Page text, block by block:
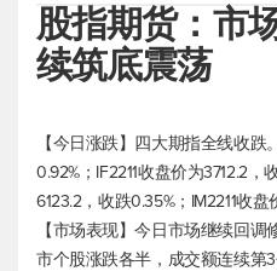
股指期货：市
续筑底震荡
【今日涨跌】四大期指全线收跌
0.92%；IF2211收盘价为3712.2，
6123.2，收跌0.35%；IM2211收盘
【市场表现】今日市场继续回
市个股涨跌各半，成交额连续第